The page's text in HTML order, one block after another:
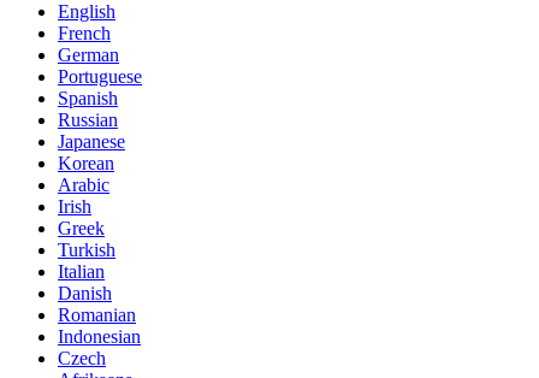
English
French
German
Portuguese
Spanish
Russian
Japanese
Korean
Arabic
Irish
Greek
Turkish
Italian
Danish
Romanian
Indonesian
Czech